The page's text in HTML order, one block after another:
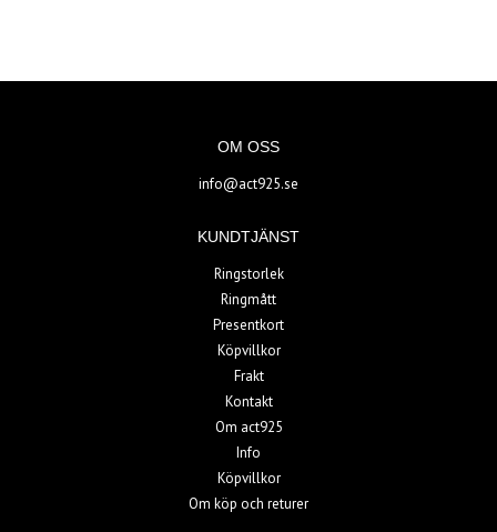
OM OSS
info@act925.se
KUNDTJÄNST
Ringstorlek
Ringmått
Presentkort
Köpvillkor
Frakt
Kontakt
Om act925
Info
Köpvillkor
Om köp och returer